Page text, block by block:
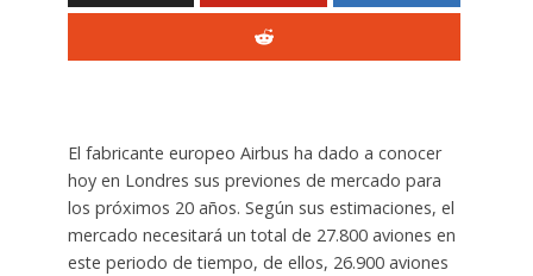
El fabricante europeo Airbus ha dado a conocer
hoy en Londres sus previones de mercado para
los próximos 20 años. Según sus estimaciones, el
mercado necesitará un total de 27.800 aviones en
este periodo de tiempo, de ellos, 26.900 aviones